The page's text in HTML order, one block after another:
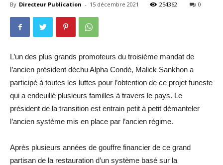
By Directeur Publication - 15 décembre 2021 254362 0
L’un des plus grands promoteurs du troisième mandat de
l’ancien président déchu Alpha Condé, Malick Sankhon a
participé à toutes les luttes pour l’obtention de ce projet funeste
qui a endeuillé plusieurs familles à travers le pays. Le
président de la transition est entrain petit à petit démanteler
l’ancien système mis en place par l’ancien régime.
Après plusieurs années de gouffre financier de ce grand
partisan de la restauration d’un système basé sur la